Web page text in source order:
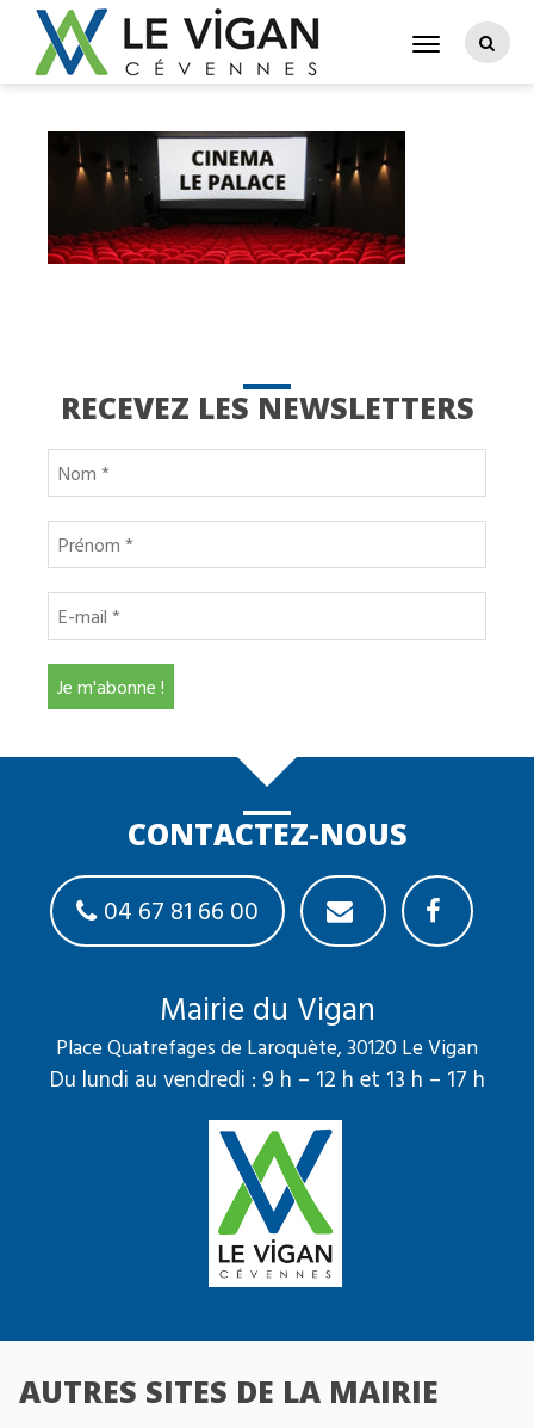
RECEVEZ LES NEWSLETTERS
CONTACTEZ-NOUS
04 67 81 66 00
Mairie du Vigan
Place Quatrefages de Laroquète, 30120 Le Vigan
Du lundi au vendredi : 9 h – 12 h et 13 h – 17 h
AUTRES SITES DE LA MAIRIE